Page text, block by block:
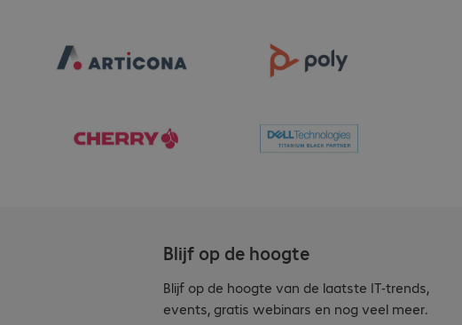
Blijf op de hoogte
Blijf op de hoogte van de laatste IT-trends,
events, gratis webinars en nog veel meer.